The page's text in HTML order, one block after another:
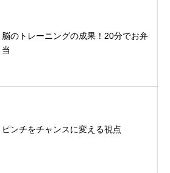
脳のトレーニングの成果！20分でお弁
当
ピンチをチャンスに変える視点